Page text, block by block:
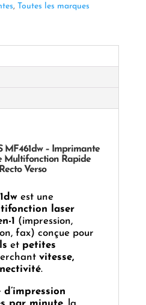
, Toutes les marques
MF461dw – Imprimante
Multifonction Rapide
Verso
est une
laser
1 (impression,
fax) conçue pour
et petites
vitesse,
.
d’impression